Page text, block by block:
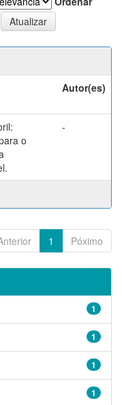
Autor(es)
o
-
1 Póximo
1
1
1
1